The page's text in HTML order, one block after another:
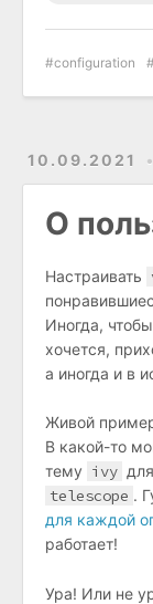
configuration
10.09.2021
О
Настраивать
Иногда,
хочется,
а иногда и в
Живой
В какой-то
тему ivy
telescope .
для каждой
работает!
Ура! Или не